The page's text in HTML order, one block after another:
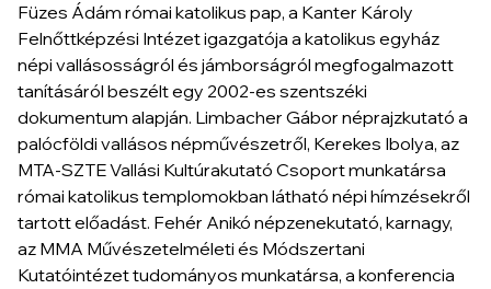
Füzes Ádám római katolikus pap, a Kanter Károly
Felnőttképzési Intézet igazgatója a katolikus egyház
népi vallásosságról és jámborságról megfogalmazott
tanításáról beszélt egy 2002-es szentszéki
dokumentum alapján. Limbacher Gábor néprajzkutató a
palócföldi vallásos népművészetről, Kerekes Ibolya, az
MTA-SZTE Vallási Kultúrakutató Csoport munkatársa
római katolikus templomokban látható népi hímzésekről
tartott előadást. Fehér Anikó népzenekutató, karnagy,
az MMA Művészetelméleti és Módszertani
Kutatóintézet tudományos munkatársa, a konferencia